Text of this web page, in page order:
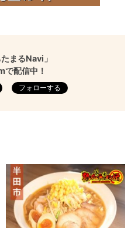
まるNavi」
配信中！
フォローする